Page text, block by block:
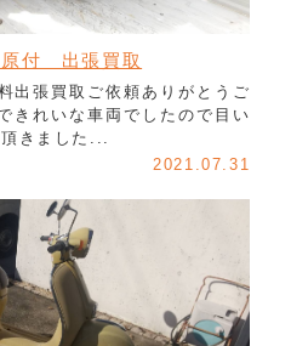
付 出張買取
張買取ご依頼ありがとうご
きれいな車両でしたので目い
きました...
2021.07.31